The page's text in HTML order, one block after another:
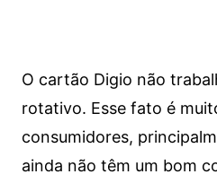
O cartão Digio não
rotativo. Esse fato é
consumidores,
ainda não têm um bom